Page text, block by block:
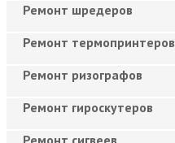
Ремонт шредеров
Ремонт термопринтеров
Ремонт ризографов
Ремонт гироскутеров
Ремонт сигвеев